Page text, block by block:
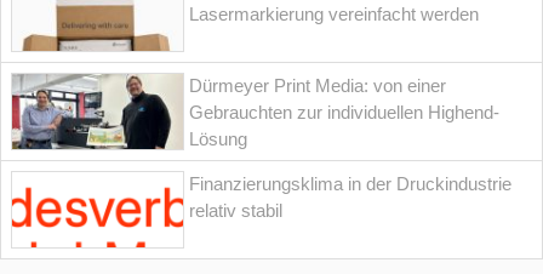
Lasermarkierung vereinfacht werden
Dürmeyer Print Media: von einer
Gebrauchten zur individuellen Highend-
Lösung
Finanzierungsklima in der Druckindustrie
relativ stabil